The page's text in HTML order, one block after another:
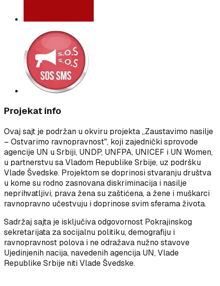
Projekat info
Ovaj sajt je podržan u okviru projekta „Zaustavimo nasilje
– Ostvarimo ravnopravnost", koji zajednički sprovode
agencije UN u Srbiji, UNDP, UNFPA, UNICEF i UN Women,
u partnerstvu sa Vladom Republike Srbije, uz podršku
Vlade Švedske. Projektom se doprinosi stvaranju društva
u kome su rodno zasnovana diskriminacija i nasilje
neprihvatljivi, prava žena su zaštićena, a žene i muškarci
ravnopravno učestvuju i doprinose svim sferama života.
Sadržaj sajta je isključiva odgovornost Pokrajinskog
sekretarijata za socijalnu politiku, demografiju i
ravnopravnost polova i ne odražava nužno stavove
Ujedinjenih nacija, navedenih agencija UN, Vlade
Republike Srbije niti Vlade Švedske.